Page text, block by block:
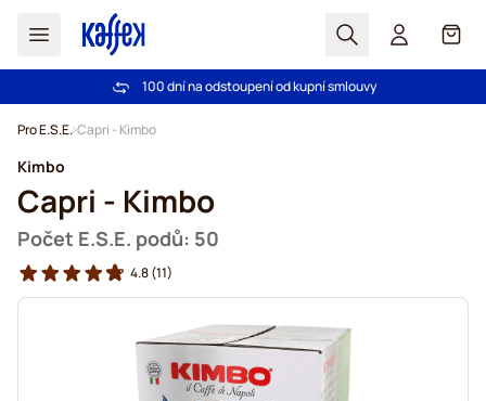
Hledat Košík
Bezplatná doprava nad 1000,00Kč
100 dní na odstoupení od kupní smlouvy
Pro E.S.E. Capri - Kimbo
Kimbo
Capri - Kimbo
Počet E.S.E. podů: 50
4.8(11)